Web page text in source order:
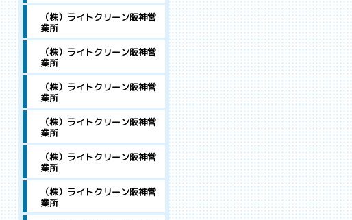
（株）ライトクリーン阪神営
業所
（株）ライトクリーン阪神営
業所
（株）ライトクリーン阪神営
業所
（株）ライトクリーン阪神営
業所
（株）ライトクリーン阪神営
業所
（株）ライトクリーン阪神営
業所